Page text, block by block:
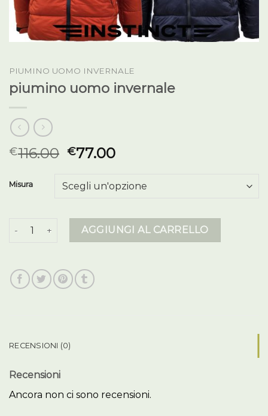
PIUMINO UOMO INVERNALE
piumino uomo invernale
€116.00 €77.00
Misura
piumino uomo invernale quantità
AGGIUNGI AL CARRELLO
RECENSIONI (0)
Recensioni
Ancora non ci sono recensioni.